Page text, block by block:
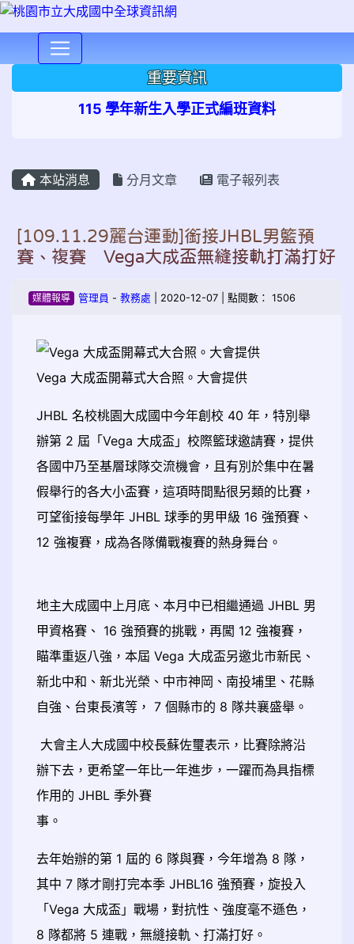
重要資訊
115 學年新生入學正式編班資料
本站消息 分月文章 電子報列表
[109.11.29麗台運動]銜接JHBL男籃預
賽、複賽 Vega大成盃無縫接軌打滿打好
媒體報導 管理員 - 教務處 | 2020-12-07 | 點閱數： 1506
Vega 大成盃開幕式大合照。大會提供
JHBL 名校桃園大成國中今年創校 40 年，特別舉
辦第 2 屆「Vega 大成盃」校際籃球邀請賽，提供
各國中乃至基層球隊交流機會，且有別於集中在暑
假舉行的各大小盃賽，這項時間點很另類的比賽，
可望銜接每學年 JHBL 球季的男甲級 16 強預賽、
12 強複賽，成為各隊備戰複賽的熱身舞台。
地主大成國中上月底、本月中已相繼通過 JHBL 男
甲資格賽、 16 強預賽的挑戰，再闖 12 強複賽，
瞄準重返八強，本屆 Vega 大成盃另邀北市新民、
新北中和、新北光榮、中市神岡、南投埔里、花縣
自強、台東長濱等， 7 個縣市的 8 隊共襄盛舉。
大會主人大成國中校長蘇佐璽表示，比賽除將沿
辦下去，更希望一年比一年進步，一躍而為具指標
作用的 JHBL 季外賽
事。
去年始辦的第 1 屆的 6 隊與賽，今年增為 8 隊，
其中 7 隊才剛打完本季 JHBL16 強預賽，旋投入
「Vega 大成盃」戰場，對抗性、強度毫不遜色，
8 隊都將 5 連戰，無縫接軌、打滿打好。